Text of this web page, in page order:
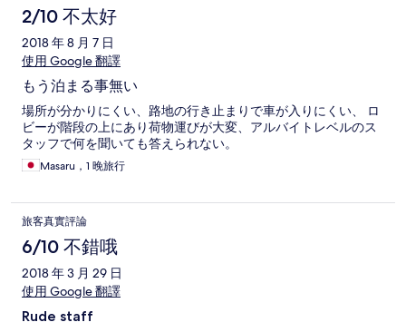
2/10 不太好
2018 年 8 月 7 日
使用 Google 翻譯
もう泊まる事無い
場所が分かりにくい、路地の行き止まりで車が入りにくい、 ロ
ビーが階段の上にあり荷物運びが大変、アルバイトレベルのス
タッフで何を聞いても答えられない。
Masaru，1 晚旅行
旅客真實評論
6/10 不錯哦
2018 年 3 月 29 日
使用 Google 翻譯
Rude staff